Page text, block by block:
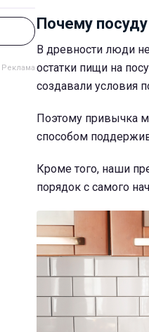
Почему
В древности люди
остатки пищи на
создавали условия
Поэтому привычка
способом
Кроме того, наши
порядок с самого